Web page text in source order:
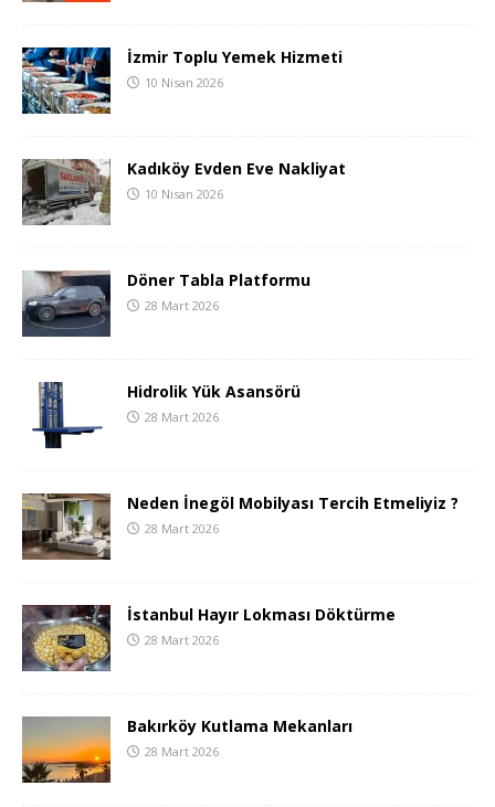
İzmir Toplu Yemek Hizmeti
10 Nisan 2026
Kadıköy Evden Eve Nakliyat
10 Nisan 2026
Döner Tabla Platformu
28 Mart 2026
Hidrolik Yük Asansörü
28 Mart 2026
Neden İnegöl Mobilyası Tercih Etmeliyiz ?
28 Mart 2026
İstanbul Hayır Lokması Döktürme
28 Mart 2026
Bakırköy Kutlama Mekanları
28 Mart 2026